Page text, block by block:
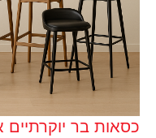
כסאות בר